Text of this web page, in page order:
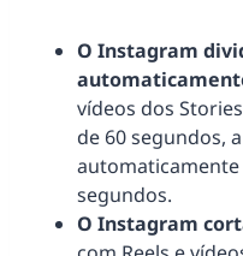
O Instagram
vídeos dos
de 60 segundos,
segundos.
O Instagram